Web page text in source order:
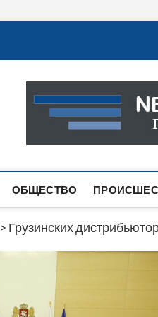
Новости
САМАЯ АКТУАЛЬНАЯ
САЙТЕ ВЫ НАЙДЕТЕ
ОБЩЕСТВО
> Грузинских